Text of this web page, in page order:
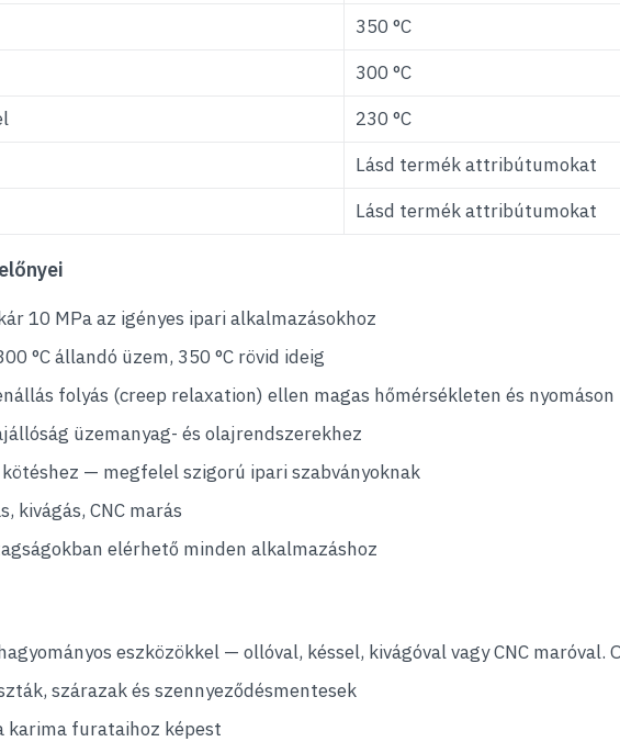
350 °C
300 °C
230 °C
Lásd termék attribútumokat
Lásd termék attribútumokat
10 MPa az igényes ipari alkalmazásokhoz
°C állandó üzem, 350 °C rövid ideig
folyás (creep relaxation) ellen magas hőmérsékleten és nyomáson
üzemanyag- és olajrendszerekhez
— megfelel szigorú ipari szabványoknak
kivágás, CNC marás
elérhető minden alkalmazáshoz
eszközökkel — ollóval, késsel, kivágóval vagy CNC maróval.
szárazak és szennyeződésmentesek
karima furataihoz képest